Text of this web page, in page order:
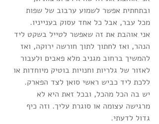
ובתחתית אפשר לשמוע ערבוב של שפות
מכל עבר, אבל כל אחד עסוק בענייניו.
אני אוהבת את זה שאפשר לטייל בשקט ליד
הנהר, ואז לחתוך לתוך חורשה ירוקה, ואז
להמשיך ברחוב מגניב מלא פאבים ולעבור
לאזור של גלריות וחנויות בוטיק מיוחדות או
ללכת ליד כביש ראשי סואן לצד הפארק.
יש בה הכל מהכל, ובכל זאת היא לא
מרגישה עצומה או סוגרת עליך. וזה כיף
גדול לדעתי.